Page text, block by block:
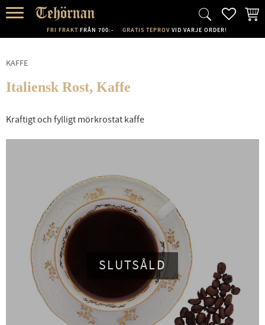
FRI FRAKT FRÅN 700:- GRATIS TEPROV VID VARJE ORDER!
KAFFE
Italiensk Rost, Kaffe
Kraftigt och fylligt mörkrostat kaffe
SLUTSÅLD